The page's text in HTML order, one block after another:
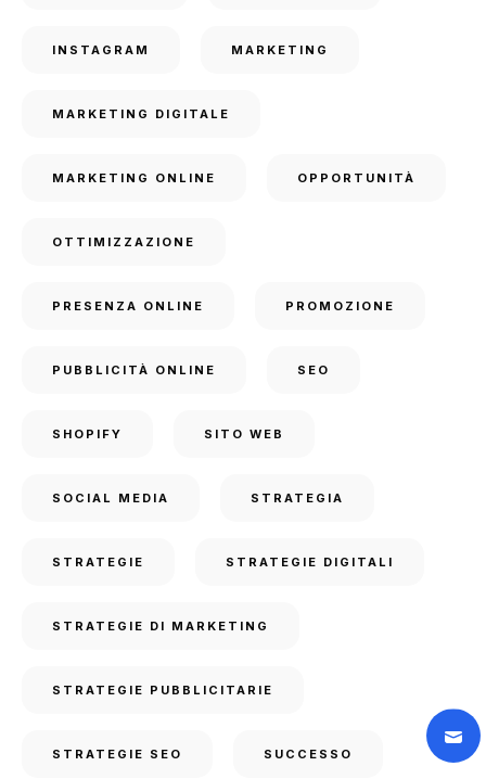
INSTAGRAM MARKETING
MARKETING DIGITALE
MARKETING ONLINE OPPORTUNITÀ
OTTIMIZZAZIONE
PRESENZA ONLINE PROMOZIONE
PUBBLICITÀ ONLINE SEO
SHOPIFY SITO WEB
SOCIAL MEDIA STRATEGIA
STRATEGIE STRATEGIE DIGITALI
STRATEGIE DI MARKETING
STRATEGIE PUBBLICITARIE
STRATEGIE SEO SUCCESSO